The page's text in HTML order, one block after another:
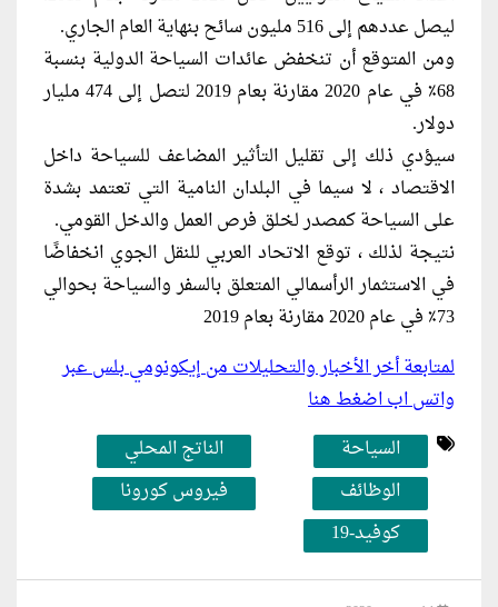
ليصل عددهم إلى 516 مليون سائح بنهاية العام الجاري.
ومن المتوقع أن تنخفض عائدات السياحة الدولية بنسبة
68٪ في عام 2020 مقارنة بعام 2019 لتصل إلى 474 مليار
دولار.
سيؤدي ذلك إلى تقليل التأثير المضاعف للسياحة داخل
الاقتصاد ، لا سيما في البلدان النامية التي تعتمد بشدة
على السياحة كمصدر لخلق فرص العمل والدخل القومي.
نتيجة لذلك ، توقع الاتحاد العربي للنقل الجوي انخفاضًا
في الاستثمار الرأسمالي المتعلق بالسفر والسياحة بحوالي
73٪ في عام 2020 مقارنة بعام 2019
لمتابعة أخر الأخبار والتحليلات من إيكونومي بلس عبر
واتس اب اضغط هنا
السياحة
الناتج المحلي
الوظائف
فيروس كورونا
كوفيد-19